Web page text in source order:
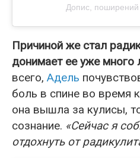
Допис,
Причиной же стал
донимает ее уже много
всего, Адель
боль в спине во время
она вышла за кулисы,
сознание. «Сейчас я
отдохнуть от